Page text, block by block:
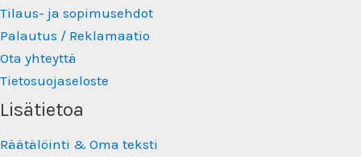
Tilaus- ja sopimusehdot
Palautus / Reklamaatio
Ota yhteyttä
Tietosuojaseloste
Lisätietoa
Räätälöinti & Oma teksti